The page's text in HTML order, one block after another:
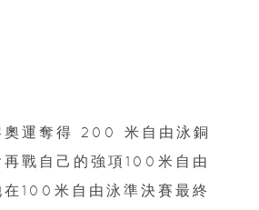
奧運奪得 200 米自由泳銅
再戰自己的強項100米自由
100米自由泳準決賽最終